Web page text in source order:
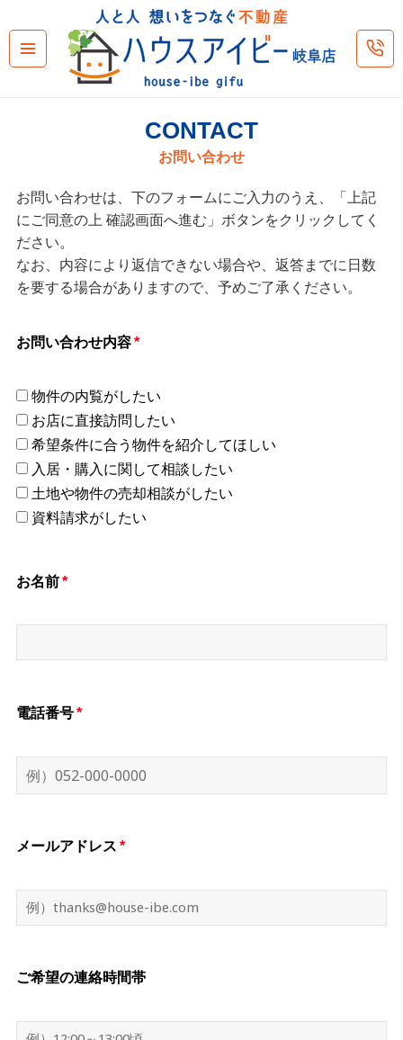
CONTACT
お問い合わせ
お問い合わせは、下のフォームにご入力のうえ、「上記
にご同意の上 確認画面へ進む」ボタンをクリックしてく
ださい。
なお、内容により返信できない場合や、返答までに日数
を要する場合がありますので、予めご了承ください。
お問い合わせ内容*
物件の内覧がしたい
お店に直接訪問したい
希望条件に合う物件を紹介してほしい
入居・購入に関して相談したい
土地や物件の売却相談がしたい
資料請求がしたい
お名前*
電話番号*
メールアドレス *
ご希望の連絡時間帯